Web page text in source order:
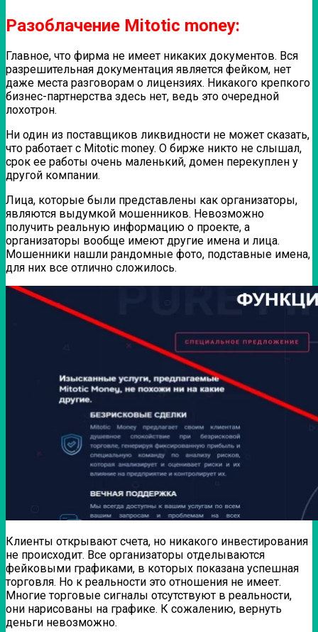
Разоблачение Mitotic money:
Главное, что фирма не имеет никаких документов. Вся
разрешительная документация является фейком, нет
даже места разговорам о лицензиях. Никакого крепкого
бизнес-партнерства здесь нет, ведь это очередной
лохотрон.
Ни один из поставщиков ликвидности не может сказать,
что работает с Mitotic money. О бирже никто не слышал,
срок ее работы очень маленький, домен перекуплен у
другой компании.
Лица, которые были представлены как организаторы,
являются выдумкой мошенников. Невозможно
получить реальную информацию о проекте, а
организаторы вообще имеют другие имена и лица.
Мошенники нашли рандомные фото, подставные имена,
для них все отлично сложилось.
Клиенты открывают счета, но никакого инвестирования
не происходит. Все организаторы отделываются
фейковыми графиками, в которых показана успешная
торговля. Но к реальности это отношения не имеет.
Многие торговые сигналы отсутствуют в реальности,
они нарисованы на графике. К сожалению, вернуть
деньги невозможно.